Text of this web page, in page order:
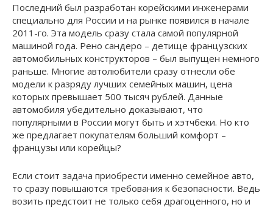
Последний был разработан корейскими инженерами
специально для России и на рынке появился в начале
2011-го. Эта модель сразу стала самой популярной
машиной года. Рено сандеро – детище французских
автомобильных конструкторов – был выпущен немного
раньше. Многие автолюбители сразу отнесли обе
модели к разряду лучших семейных машин, цена
которых превышает 500 тысяч рублей. Данные
автомобиля убедительно доказывают, что
популярными в России могут быть и хэтчбеки. Но кто
же предлагает покупателям больший комфорт –
французы или корейцы?
Если стоит задача приобрести именно семейное авто,
то сразу повышаются требования к безопасности. Ведь
возить предстоит не только себя драгоценного, но и